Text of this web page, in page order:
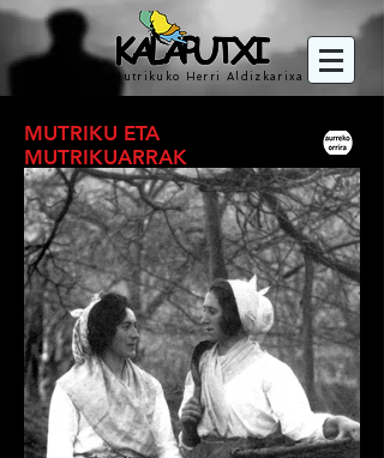
Mutrikuko Herri Aldizkarixa
MUTRIKU ETA
MUTRIKUARRAK
argazkitan
baserri giroa